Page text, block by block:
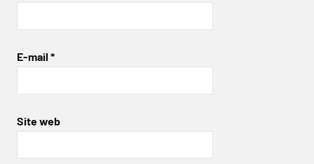
E-mail *
Site web